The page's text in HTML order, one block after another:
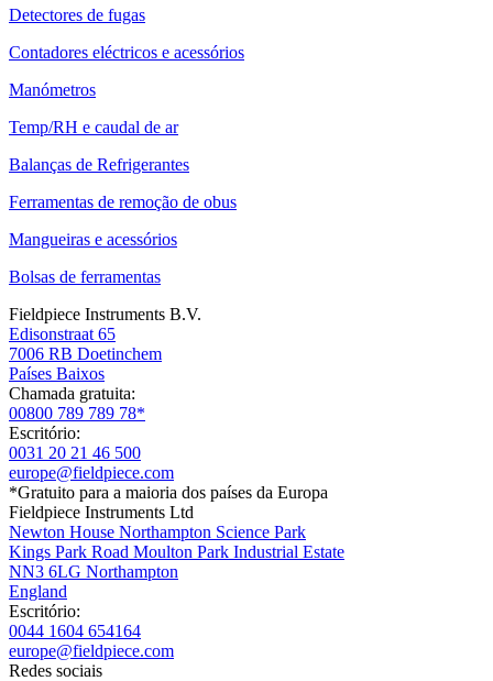
Detectores de fugas
Contadores eléctricos e acessórios
Manómetros
Temp/RH e caudal de ar
Balanças de Refrigerantes
Ferramentas de remoção de obus
Mangueiras e acessórios
Bolsas de ferramentas
Fieldpiece Instruments B.V.
Edisonstraat 65
7006 RB Doetinchem
Países Baixos
Chamada gratuita:
00800 789 789 78*
Escritório:
0031 20 21 46 500
europe@fieldpiece.com
*Gratuito para a maioria dos países da Europa
Fieldpiece Instruments Ltd
Newton House Northampton Science Park
Kings Park Road Moulton Park Industrial Estate
NN3 6LG Northampton
England
Escritório:
0044 1604 654164
europe@fieldpiece.com
Redes sociais